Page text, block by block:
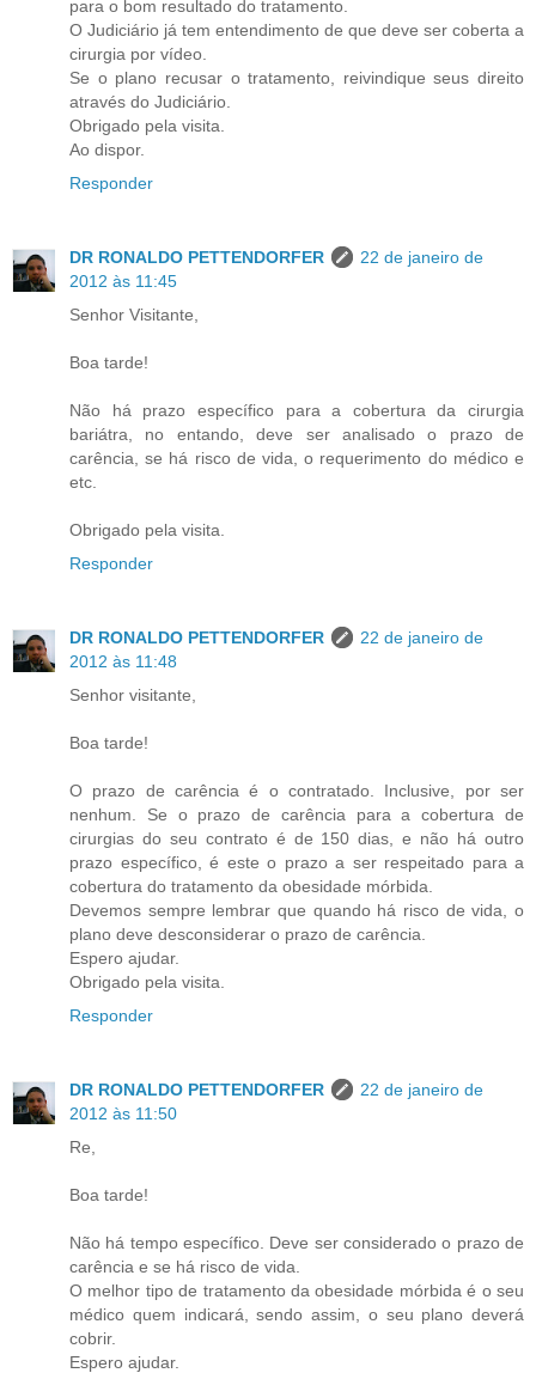
para o bom resultado do tratamento.
O Judiciário já tem entendimento de que deve ser coberta a
cirurgia por vídeo.
Se o plano recusar o tratamento, reivindique seus direito
através do Judiciário.
Obrigado pela visita.
Ao dispor.
Responder
DR RONALDO PETTENDORFER
22 de janeiro de
2012 às 11:45
Senhor Visitante,
Boa tarde!
Não há prazo específico para a cobertura da cirurgia
bariátra, no entando, deve ser analisado o prazo de
carência, se há risco de vida, o requerimento do médico e
etc.
Obrigado pela visita.
Responder
DR RONALDO PETTENDORFER
22 de janeiro de
2012 às 11:48
Senhor visitante,
Boa tarde!
O prazo de carência é o contratado. Inclusive, por ser
nenhum. Se o prazo de carência para a cobertura de
cirurgias do seu contrato é de 150 dias, e não há outro
prazo específico, é este o prazo a ser respeitado para a
cobertura do tratamento da obesidade mórbida.
Devemos sempre lembrar que quando há risco de vida, o
plano deve desconsiderar o prazo de carência.
Espero ajudar.
Obrigado pela visita.
Responder
DR RONALDO PETTENDORFER
22 de janeiro de
2012 às 11:50
Re,
Boa tarde!
Não há tempo específico. Deve ser considerado o prazo de
carência e se há risco de vida.
O melhor tipo de tratamento da obesidade mórbida é o seu
médico quem indicará, sendo assim, o seu plano deverá
cobrir.
Espero ajudar.